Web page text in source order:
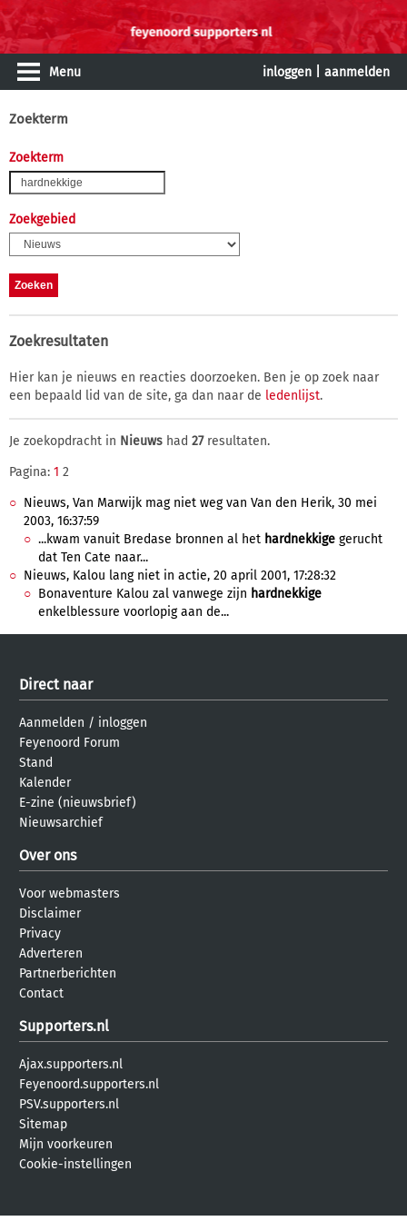
Menu inloggen aanmelden
Zoekterm
Zoekterm
Zoekgebied
Zoekresultaten
Hier kan je nieuws en reacties doorzoeken. Ben je op zoek naar
een bepaald lid van de site, ga dan naar de ledenlijst.
Je zoekopdracht in Nieuws had 27resultaten.
Pagina: 1 2
Nieuws, Van Marwijk mag niet weg van Van den Herik, 30 mei
2003, 16:37:59
...kwam vanuit Bredase bronnen al het hardnekkige gerucht
dat Ten Cate naar...
Nieuws, Kalou lang niet in actie, 20 april 2001, 17:28:32
Bonaventure Kalou zal vanwege zijn hardnekkige
enkelblessure voorlopig aan de...
Direct naar
Aanmelden / inloggen
Feyenoord Forum
Stand
Kalender
E-zine (nieuwsbrief)
Nieuwsarchief
Over ons
Voor webmasters
Disclaimer
Privacy
Adverteren
Partnerberichten
Contact
Supporters.nl
Ajax.supporters.nl
Feyenoord.supporters.nl
PSV.supporters.nl
Sitemap
Mijn voorkeuren
Cookie-instellingen